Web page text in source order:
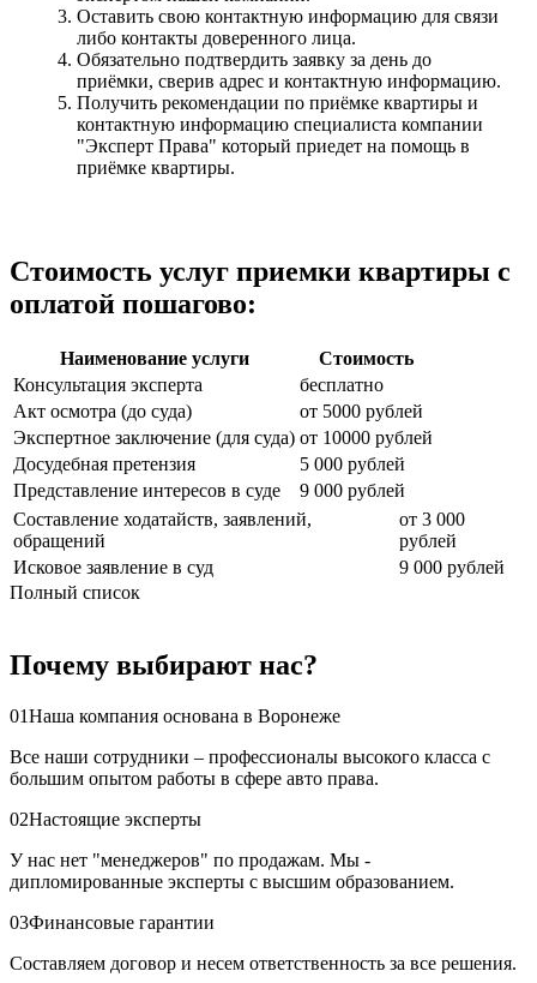
Оставить свою контактную информацию для связи
либо контакты доверенного лица.
Обязательно подтвердить заявку за день до
приёмки, сверив адрес и контактную информацию.
Получить рекомендации по приёмке квартиры и
контактную информацию специалиста компании
"Эксперт Права" который приедет на помощь в
приёмке квартиры.
Стоимость услуг приемки квартиры с
оплатой пошагово:
Наименование услуги
Стоимость
Консультация эксперта
бесплатно
Акт осмотра (до суда)
от 5000 рублей
Экспертное заключение (для суда) от 10000 рублей
Досудебная претензия
5 000 рублей
Представление интересов в суде
9 000 рублей
Составление ходатайств, заявлений,
обращений
от 3 000
рублей
Исковое заявление в суд
9 000 рублей
Полный список
Почему выбирают нас?
01Наша компания основана в Воронеже
Все наши сотрудники – профессионалы высокого класса с
большим опытом работы в сфере авто права.
02Настоящие эксперты
У нас нет "менеджеров" по продажам. Мы -
дипломированные эксперты с высшим образованием.
03Финансовые гарантии
Составляем договор и несем ответственность за все решения.